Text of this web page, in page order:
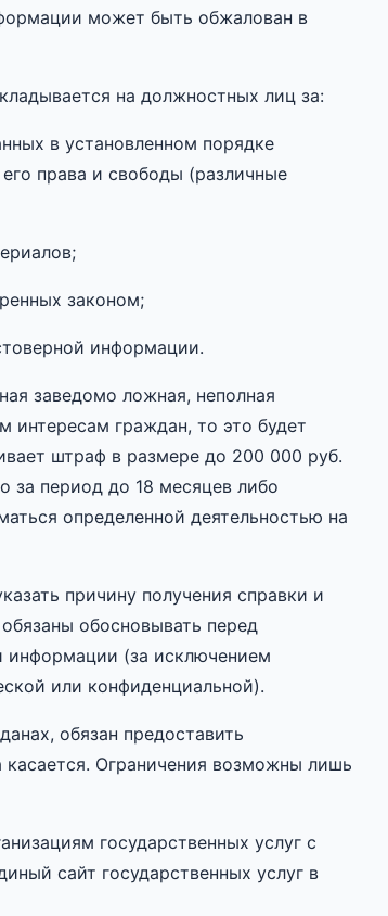
может быть обжалован в
на должностных лиц за:
в установленном порядке
права и свободы (различные
законом;
информации.
заведомо ложная, неполная
граждан, то это будет
штраф в размере до 200 000 руб.
за период до 18 месяцев либо
определенной деятельностью на
причину получения справки и
обосновывать перед
информации (за исключением
или конфиденциальной).
обязан предоставить
Ограничения возможны лишь
государственных услуг с
сайт государственных услуг в